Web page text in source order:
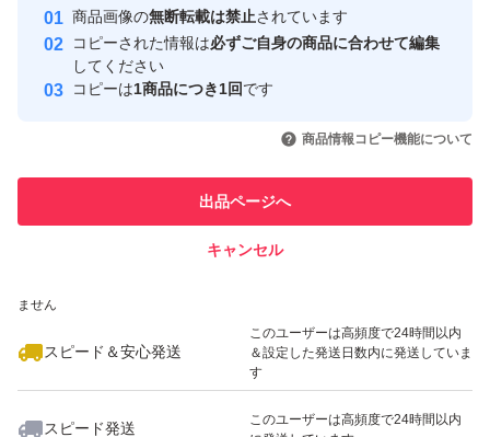
量...10kg
種類...じゃがいも
安心取引出品者
心・安全なユーザーです
取引実績
引を完了させた実績があります
での取引実績があります
ません
スピード＆安心発送
このユーザーは高頻度で24時間以内
＆設定した発送日数内に発送していま
す
スピード発送
このユーザーは高頻度で24時間以内
商品画像の無断転載は禁止されています
コピーされた情報は必ずご自身の商品に合わせて編集
してください
コピーは1商品につき1回です
商品情報コピー機能について
出品ページへ
キャンセル